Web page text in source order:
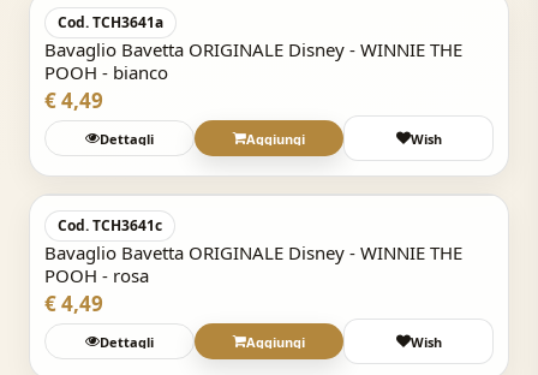
Cod. TCH3641a
Bavaglio Bavetta ORIGINALE Disney - WINNIE THE
POOH - bianco
€ 4,49
Dettagli Aggiungi Wish
Acquisto Veloce
Cod. TCH3641c
Bavaglio Bavetta ORIGINALE Disney - WINNIE THE
POOH - rosa
€ 4,49
Dettagli Aggiungi Wish
Acquisto Veloce